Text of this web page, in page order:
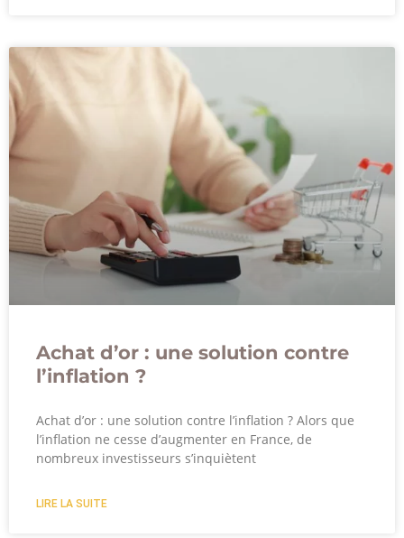
Achat d’or : une solution contre
l’inflation ?
Achat d’or : une solution contre l’inflation ? Alors que
l’inflation ne cesse d’augmenter en France, de
nombreux investisseurs s’inquiètent
LIRE LA SUITE